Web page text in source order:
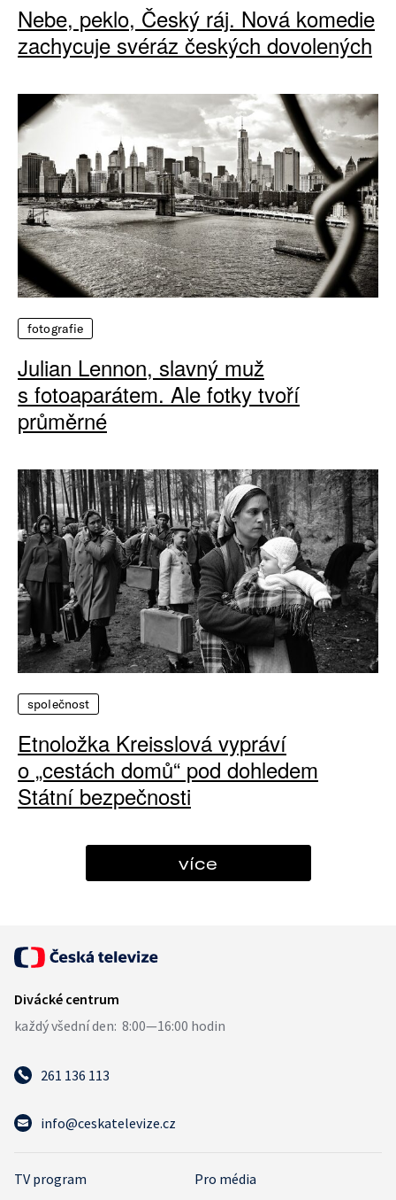
Nebe, peklo, Český ráj. Nová komedie
zachycuje svéráz českých dovolených
fotografie
Julian Lennon, slavný muž
s fotoaparátem. Ale fotky tvoří
průměrné
společnost
Etnoložka Kreisslová vypráví
o „cestách domů“ pod dohledem
Státní bezpečnosti
více
261 136 113
info@ceskatelevize.cz
TV program
Pro média